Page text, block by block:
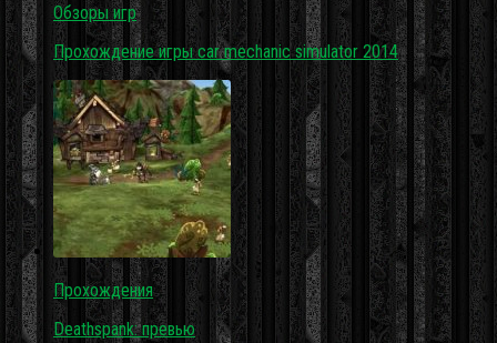
Обзоры игр
Прохождение игры car mechanic simulator 2014
Прохождения
Deathspank: превью